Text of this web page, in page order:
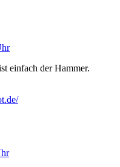
einfach der Hammer.